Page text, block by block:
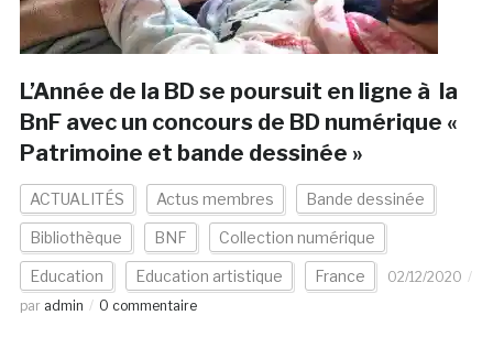
L’Année de la BD se poursuit en ligne à la
BnF avec un concours de BD numérique «
Patrimoine et bande dessinée »
ACTUALITÉS Actus membres Bande dessinée
Bibliothèque BNF Collection numérique
Education Education artistique France
02/12/2020
par admin 0 commentaire